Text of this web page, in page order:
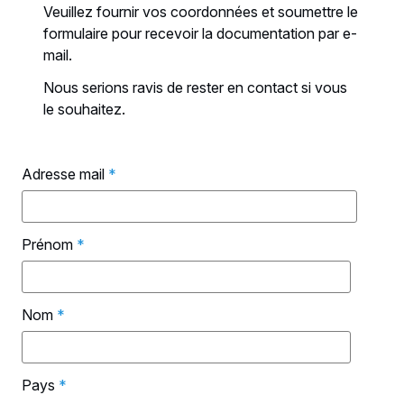
Veuillez fournir vos coordonnées et soumettre le
formulaire pour recevoir la documentation par e-
mail.
Nous serions ravis de rester en contact si vous
le souhaitez.
Adresse mail *
Prénom *
Nom *
Pays *